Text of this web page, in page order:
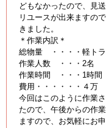
どもなかったので、見
リユースが出来ますの
きました。
＊作業内訳＊
総物量 ・・・・軽ト
作業人数 ・・・2名
作業時間 ・・・1時間
費用・・・・・・４万
今回はこのように作業
たので、午後からの作
ますので、お気軽にお